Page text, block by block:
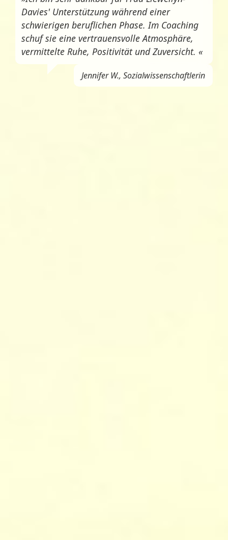
Davies' Unterstützung während einer
schwierigen beruflichen Phase. Im Coaching
schuf sie eine vertrauensvolle Atmosphäre,
vermittelte Ruhe, Positivität und Zuversicht. «
Jennifer W., Sozialwissenschaftlerin